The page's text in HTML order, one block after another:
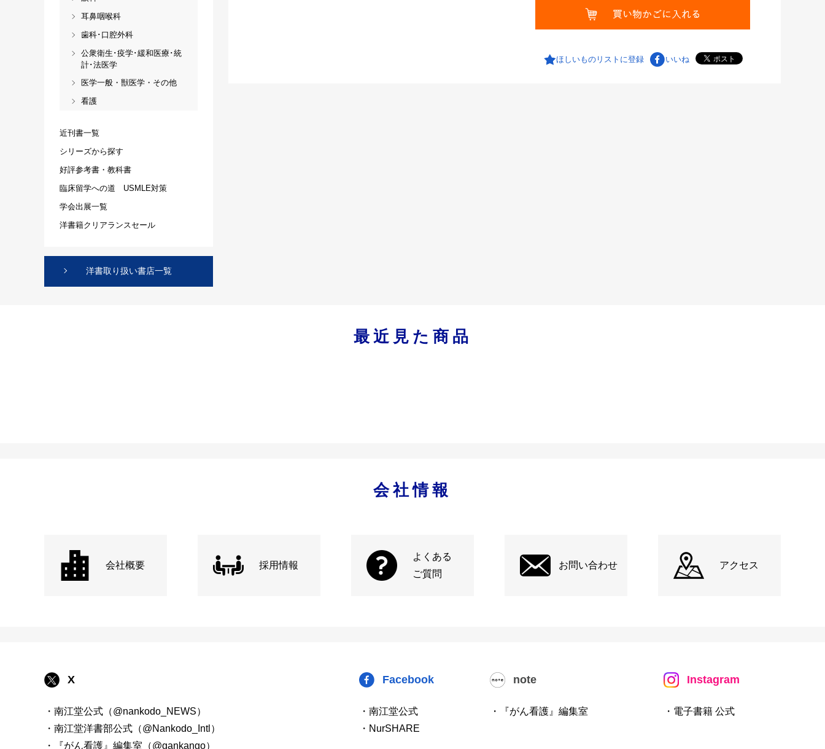
ほしいものリストに登録 いいね
耳鼻咽喉科
歯科･口腔外科
公衆衛生･疫学･緩和医療･統
計･法医学
医学一般・獣医学・その他
看護
近刊書一覧
シリーズから探す
好評参考書・教科書
臨床留学への道 USMLE対策
学会出展一覧
洋書籍クリアランスセール
洋書取り扱い書店一覧
最近見た商品
会社情報
会社概要 採用情報
よくある
ご質問
お問い合わせ アクセス
X
・南江堂公式（@nankodo_NEWS）
・南江堂洋書部公式（@Nankodo_Intl）
・『がん看護』編集室（@gankango）
Facebook
・南江堂公式
・NurSHARE
note
・『がん看護』編集室
Instagram
・電子書籍 公式